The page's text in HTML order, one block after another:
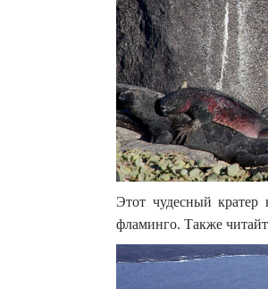
Этот чудесный кратер
фламинго. Также